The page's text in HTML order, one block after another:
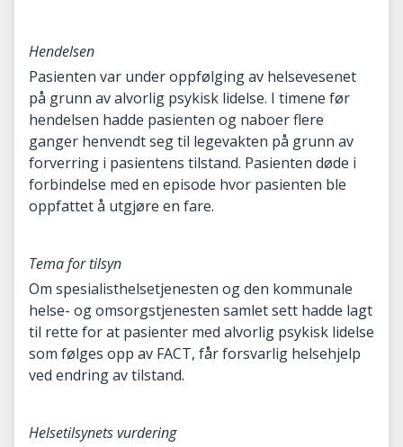
Hendelsen
Pasienten var under oppfølging av helsevesenet
på grunn av alvorlig psykisk lidelse. I timene før
hendelsen hadde pasienten og naboer flere
ganger henvendt seg til legevakten på grunn av
forverring i pasientens tilstand. Pasienten døde i
forbindelse med en episode hvor pasienten ble
oppfattet å utgjøre en fare.
Tema for tilsyn
Om spesialisthelsetjenesten og den kommunale
helse- og omsorgstjenesten samlet sett hadde lagt
til rette for at pasienter med alvorlig psykisk lidelse
som følges opp av FACT, får forsvarlig helsehjelp
ved endring av tilstand.
Helsetilsynets vurdering